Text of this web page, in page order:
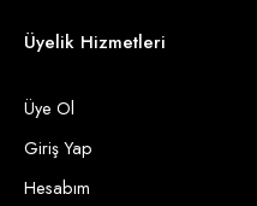
Üyelik Hizmetleri
Üye Ol
Giriş Yap
Hesabım